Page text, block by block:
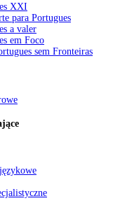
XXI
para Portugues
a valer
em Foco
sem Fronteiras